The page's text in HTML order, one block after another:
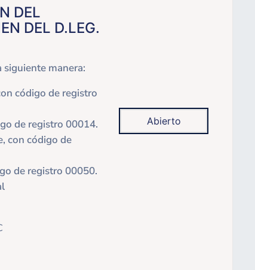
DEL
DEL D.LEG.
manera:
código de registro
de registro 00014.
con código de
de registro 00050.
Abierto